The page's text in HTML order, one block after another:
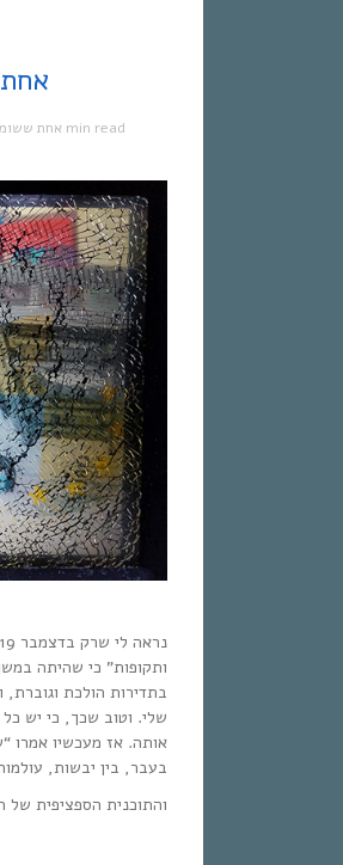
אחת
אחת 1 min read
ותקופות” כי שהיתה
בתדירות הולכת
שלי. וטוב שכך, כי יש
אותה. אז מעכשיו אמרו
בעבר, בין יבשות,
והתוכנית הספציפית של